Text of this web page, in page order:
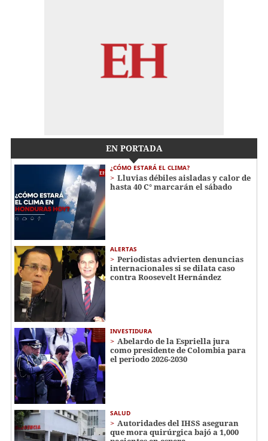
EN PORTADA
¿CÓMO ESTARÁ EL CLIMA?
Lluvias débiles aisladas y calor de
hasta 40 C° marcarán el sábado
ALERTAS
Periodistas advierten denuncias
internacionales si se dilata caso
contra Roosevelt Hernández
INVESTIDURA
Abelardo de la Espriella jura
como presidente de Colombia para
el periodo 2026-2030
SALUD
Autoridades del IHSS aseguran
que mora quirúrgica bajó a 1,000